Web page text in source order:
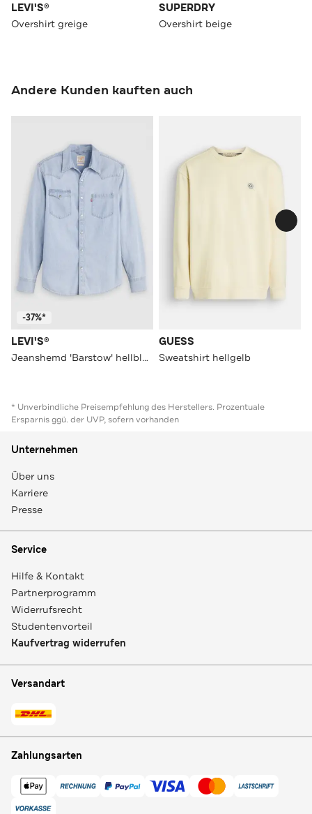
LEVI'S®
Overshirt greige
SUPERDRY
Overshirt beige
Andere Kunden kauften auch
-37%*
LEVI'S®
Jeanshemd 'Barstow' hellblau
GUESS
Sweatshirt hellgelb
* Unverbindliche Preisempfehlung des Herstellers. Prozentuale
Ersparnis ggü. der UVP, sofern vorhanden
Unternehmen
Über uns
Karriere
Presse
Service
Hilfe & Kontakt
Partnerprogramm
Widerrufsrecht
Studentenvorteil
Kaufvertrag widerrufen
Versandart
Zahlungsarten